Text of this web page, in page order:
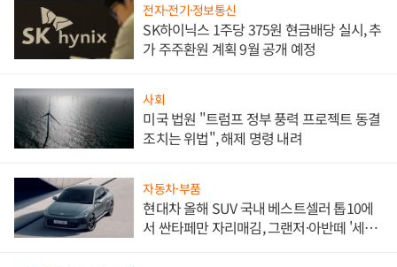
전자·전기·정보통신
SK하이닉스 1주당 375원 현금배당 실시, 추
가 주주환원 계획 9월 공개 예정
사회
미국 법원 "트럼프 정부 풍력 프로젝트 동결
조치는 위법", 해제 명령 내려
자동차·부품
현대차 올해 SUV 국내 베스트셀러 톱10에
서 싼타페만 자리매김, 그랜저·아반떼 '세단